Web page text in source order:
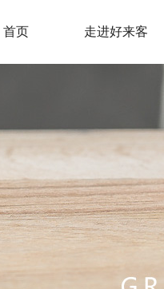
首页 走进好来客